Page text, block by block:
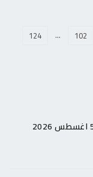
102
…
124
عروض نستو الرياض الاسبوعية 5 اغسطس 2026